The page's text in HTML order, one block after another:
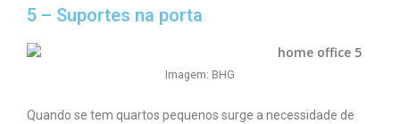
5 – Suportes na porta
Imagem: BHG
Quando se tem quartos pequenos surge a necessidade de